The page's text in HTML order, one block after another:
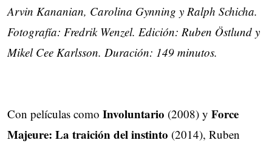
Arvin Kananian, Carolina Gynning y Ralph Schicha.
Fotografía: Fredrik Wenzel. Edición: Ruben Östlund y
Mikel Cee Karlsson. Duración: 149 minutos.
Con películas como Involuntario (2008) y Force
Majeure: La traición del instinto (2014), Ruben